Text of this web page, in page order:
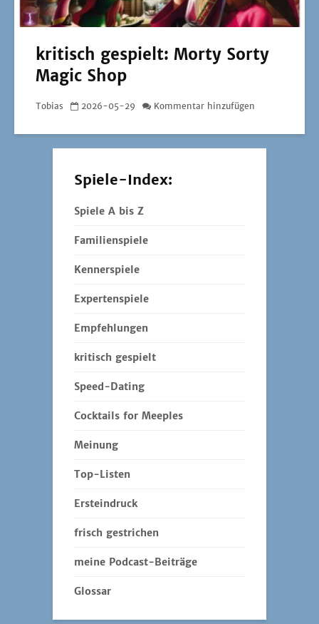
kritisch gespielt: Morty Sorty
Magic Shop
Tobias 2026-05-29 Kommentar hinzufügen
Spiele-Index:
Spiele A bis Z
Familienspiele
Kennerspiele
Expertenspiele
Empfehlungen
kritisch gespielt
Speed-Dating
Cocktails for Meeples
Meinung
Top-Listen
Ersteindruck
frisch gestrichen
meine Podcast-Beiträge
Glossar